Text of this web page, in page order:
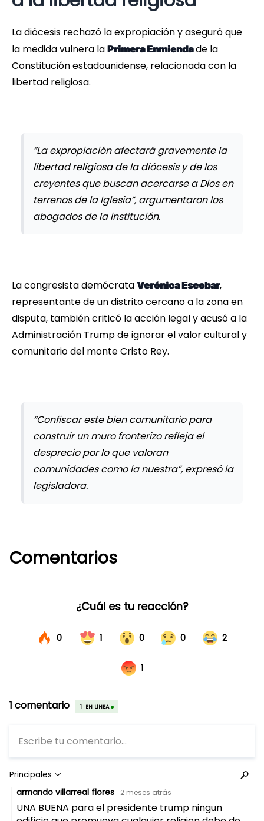
La diócesis rechazó la expropiación y aseguró que
la medida vulnera la Primera Enmiendade la
Constitución estadounidense, relacionada con la
libertad religiosa.
“La expropiación afectará gravemente la
libertad religiosa de la diócesis y de los
creyentes que buscan acercarse a Dios en
terrenos de la Iglesia”, argumentaron los
abogados de la institución.
La congresista demócrata Verónica Escobar,
representante de un distrito cercano a la zona en
disputa, también criticó la acción legal y acusó a la
Administración Trump de ignorar el valor cultural y
comunitario del monte Cristo Rey.
“Confiscar este bien comunitario para
construir un muro fronterizo refleja el
desprecio por lo que valoran
comunidades como la nuestra”, expresó la
legisladora.
Comentarios